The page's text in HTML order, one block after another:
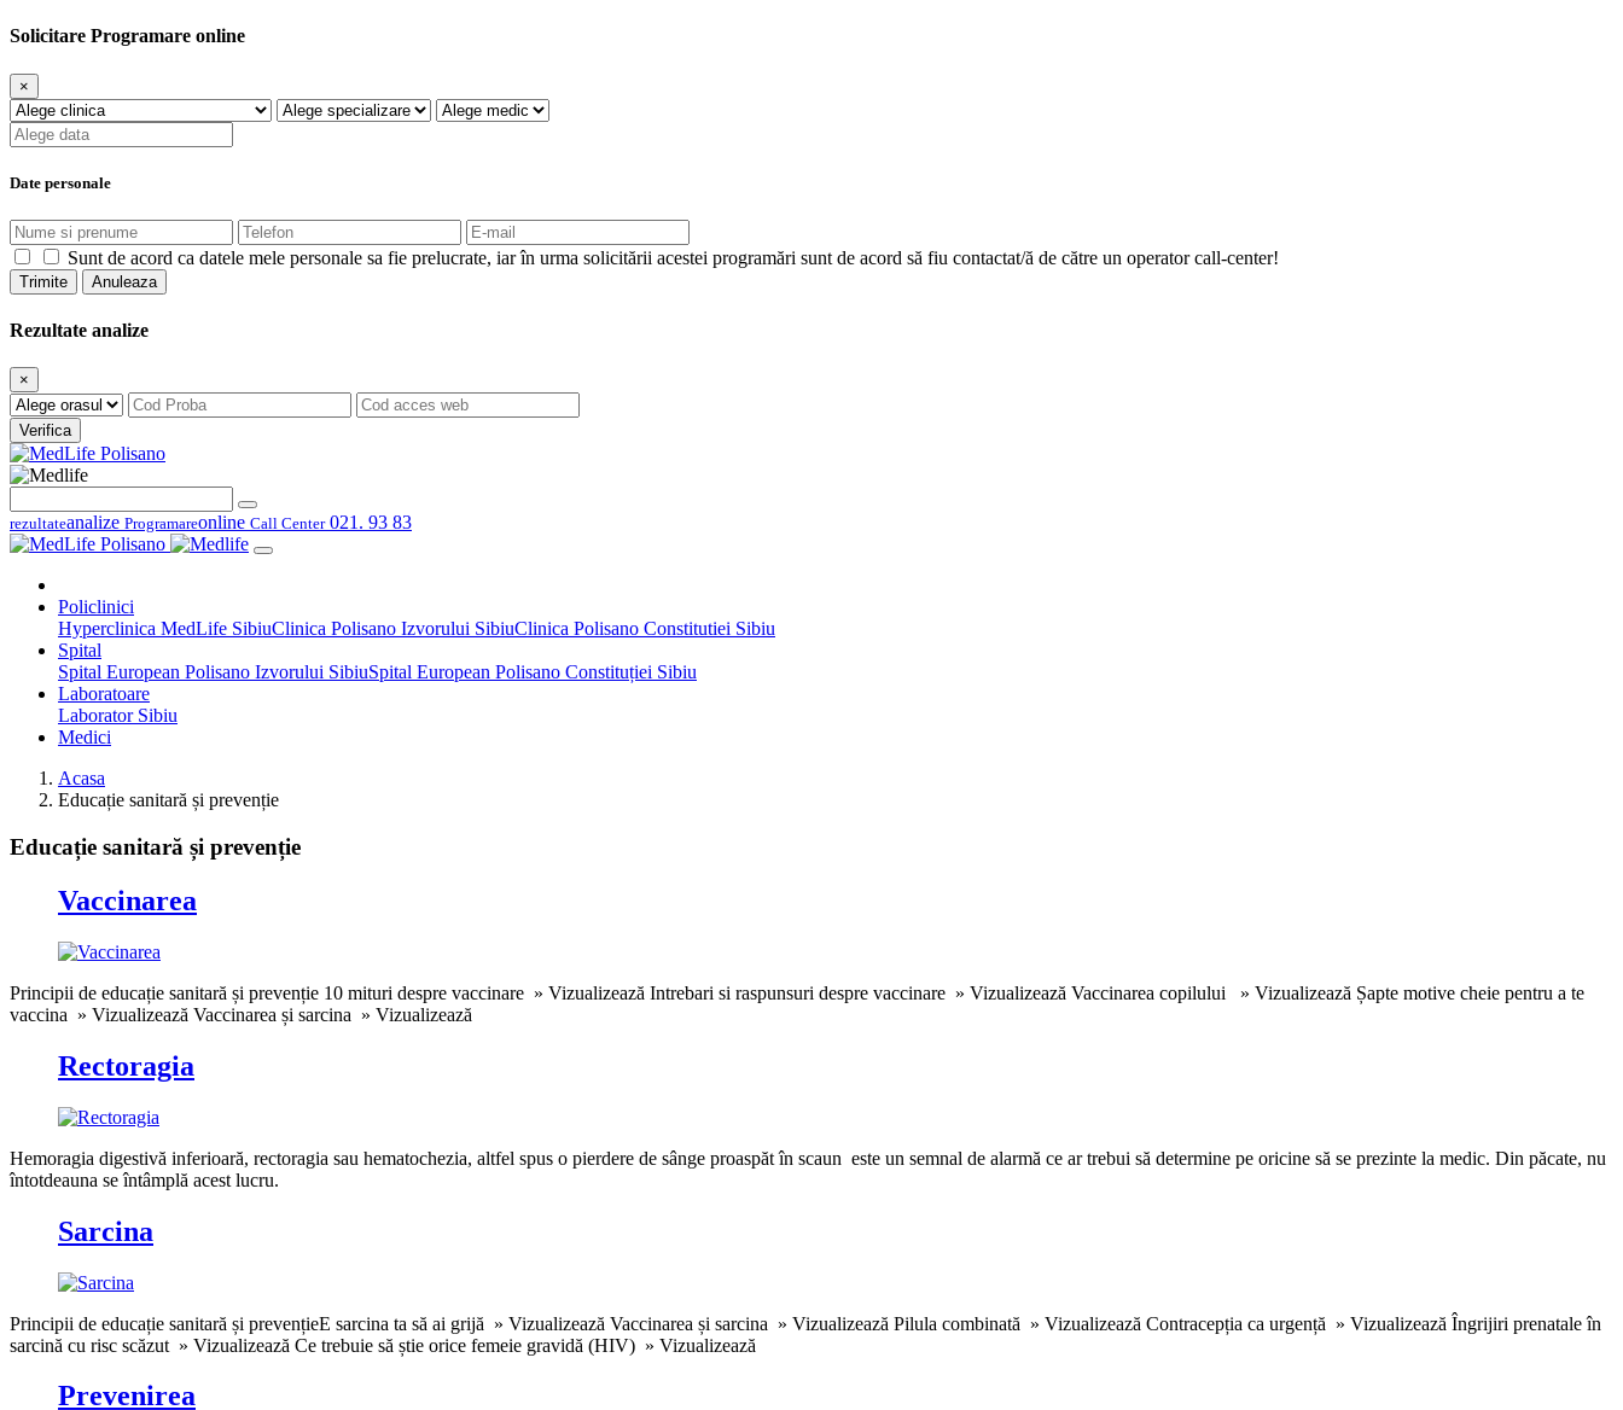
Solicitare Programare online
×
Date personale
Sunt de acord ca datele mele personale sa fie prelucrate, iar în urma solicitării acestei programări sunt de acord să fiu contactat/ă de către un operator call-center!
Trimite Anuleaza
Rezultate analize
×
Verifica
rezultateanalize Programareonline Call Center021. 93 83
Policlinici
Hyperclinica MedLife SibiuClinica Polisano Izvorului SibiuClinica Polisano Constitutiei Sibiu
Spital
Spital European Polisano Izvorului SibiuSpital European Polisano Constituției Sibiu
Laboratoare
Laborator Sibiu
Medici
Acasa
Educație sanitară și prevenție
Educație sanitară și prevenție
Vaccinarea
Principii de educație sanitară și prevenție 10 mituri despre vaccinare » Vizualizează Intrebari si raspunsuri despre vaccinare » Vizualizează Vaccinarea copilului » Vizualizează Șapte motive cheie pentru a te
vaccina » Vizualizează Vaccinarea și sarcina » Vizualizează
Rectoragia
Hemoragia digestivă inferioară, rectoragia sau hematochezia, altfel spus o pierdere de sânge proaspăt în scaun este un semnal de alarmă ce ar trebui să determine pe oricine să se prezinte la medic. Din păcate, nu
întotdeauna se întâmplă acest lucru.
Sarcina
Principii de educație sanitară și prevențieE sarcina ta să ai grijă » Vizualizează Vaccinarea și sarcina » Vizualizează Pilula combinată » Vizualizează Contracepția ca urgență » Vizualizează Îngrijiri prenatale în
sarcină cu risc scăzut » Vizualizează Ce trebuie să știe orice femeie gravidă (HIV) » Vizualizează
Prevenirea